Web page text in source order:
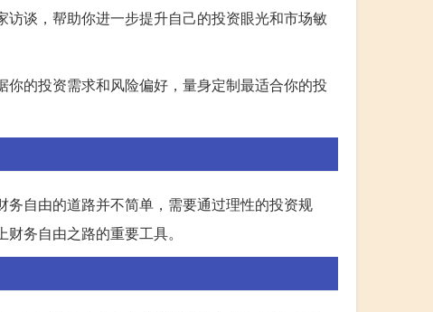
谈，帮助你进一步提升自己的投资眼光和市场敏
的投资需求和风险偏好，量身定制最适合你的投
自由的道路并不简单，需要通过理性的投资规
务自由之路的重要工具。